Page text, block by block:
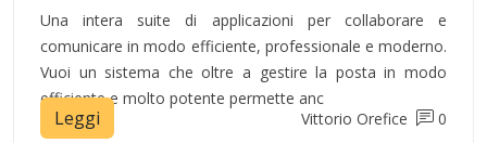
Una intera suite di applicazioni per collaborare e
comunicare in modo efficiente, professionale e moderno.
Vuoi un sistema che oltre a gestire la posta in modo
efficiente e molto potente permette anc
Leggi Vittorio Orefice 0